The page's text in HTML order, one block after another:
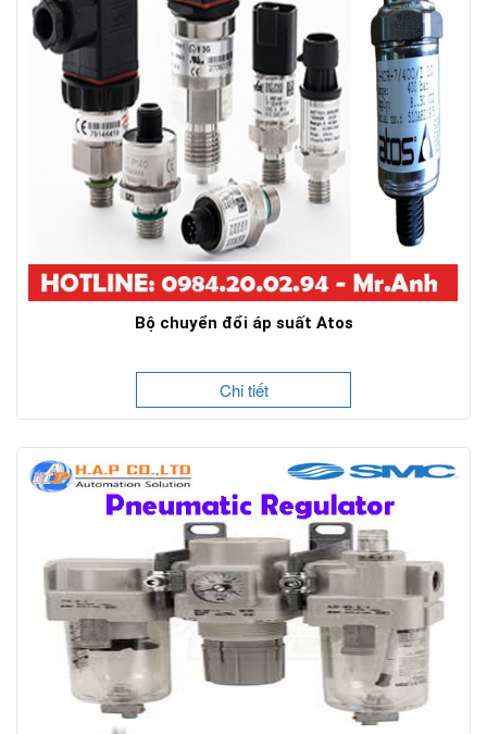
Bộ chuyển đổi áp suất Atos
Chi tiết